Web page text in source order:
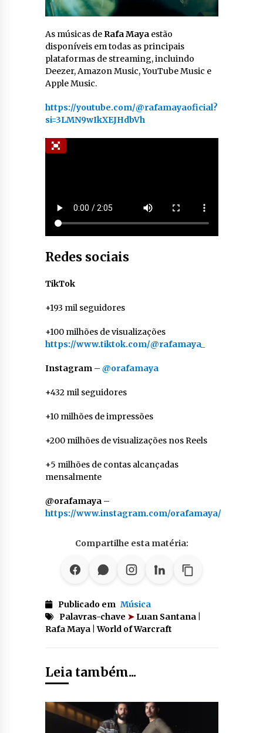
As músicas de Rafa Mayaestão
disponíveis em todas as principais
plataformas de streaming, incluindo
Deezer, Amazon Music, YouTube Music e
Apple Music.
https://youtube.com/@rafamayaoficial?
si=3LMN9wIkXEJHdbVh
Redes sociais
TikTok
+193 mil seguidores
+100 milhões de visualizações
https://www.tiktok.com/@rafamaya_
Instagram– @orafamaya
+432 mil seguidores
+10 milhões de impressões
+200 milhões de visualizações nos Reels
+5 milhões de contas alcançadas
mensalmente
@orafamaya–
https://www.instagram.com/orafamaya/
Compartilhe esta matéria:
Publicado em Música
Palavras-chave ➤Luan Santana |
Rafa Maya | World of Warcraft
Leia também...